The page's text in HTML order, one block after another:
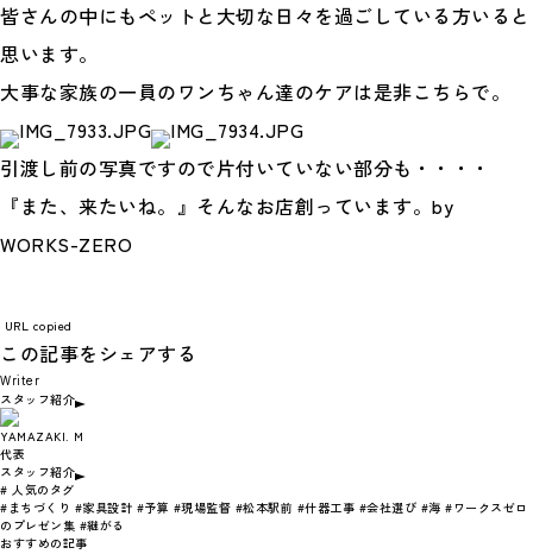
皆さんの中にもペットと大切な日々を過ごしている方いると
思います。
大事な家族の一員のワンちゃん達のケアは是非こちらで。
引渡し前の写真ですので片付いていない部分も・・・・
『また、来たいね。』そんなお店創っています。by
WORKS-ZERO
URL copied
この記事をシェアする
Writer
スタッフ紹介
YAMAZAKI. M
代表
スタッフ紹介
# 人気のタグ
#まちづくり #家具設計 #予算 #現場監督 #松本駅前 #什器工事 #会社選び #海 #ワークスゼロ
のプレゼン集 #継がる
おすすめの記事